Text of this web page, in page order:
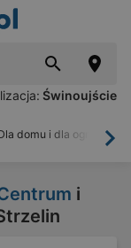
Świnoujście
domu i dla ogrodu
i